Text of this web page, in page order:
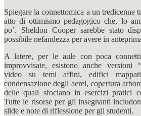
Spiegare la connettomica a un tredicenne
atto di ottimismo pedagogico che, lo
po’. Sheldon Cooper sarebbe stato
possibile nefandezza per avere in
A latere, per le aule con poca
improvvisate, esistono anche versioni
video su temi affini, edifici
condensazione degli aerei, copertura
delle quali sfociano in esercizi pratici
Tutte le risorse per gli insegnanti
slide e note di riflessione per gli studenti.